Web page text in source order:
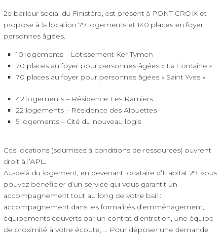
2e bailleur social du Finistère, est présent à PONT CROIX et
propose à la location 79 logements et 140 places en foyer
personnes âgées.
10 logements – Lotissement Ker Tymen
70 places au foyer pour personnes âgées « La Fontaine »
70 places au foyer pour personnes âgées « Saint Yves »
42 logements – Résidence Les Ramiers
22 logements – Résidence des Alouettes
5 logements – Cité du nouveau logis
Ces locations (soumises à conditions de ressources) ouvrent
droit à l’APL.
Au-delà du logement, en devenant locataire d’Habitat 29, vous
pouvez bénéficier d’un service qui vous garantit un
accompagnement tout au long de votre bail :
accompagnement dans les formalités d’emménagement,
équipements couverts par un contrat d’entretien, une équipe
de proximité à votre écoute, … Pour déposer une demande